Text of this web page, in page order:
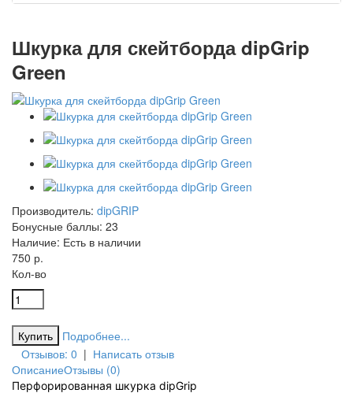
Шкурка для скейтборда dipGrip
Green
Производитель: dipGRIP
Бонусные баллы: 23
Наличие: Есть в наличии
750 р.
Кол-во
Подробнее...
Отзывов: 0 | Написать отзыв
ОписаниеОтзывы (0)
Перфорированная шкурка dipGrip